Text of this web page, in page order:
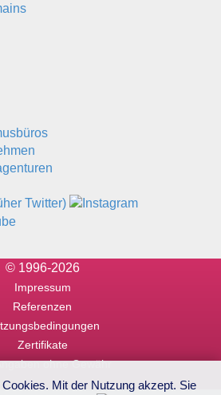
© 1996-2026
Impressum
Referenzen
Zertifikate
ohne Gewähr
Mit der Nutzung akzept. Sie